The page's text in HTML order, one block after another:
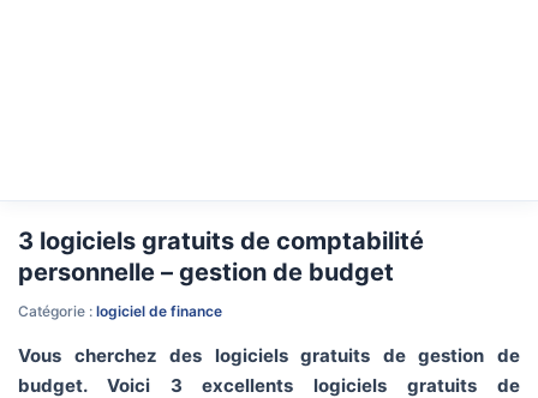
3 logiciels gratuits de comptabilité
personnelle – gestion de budget
Catégorie : logiciel de finance
Vous cherchez des logiciels gratuits de gestion de
budget. Voici 3 excellents logiciels gratuits de